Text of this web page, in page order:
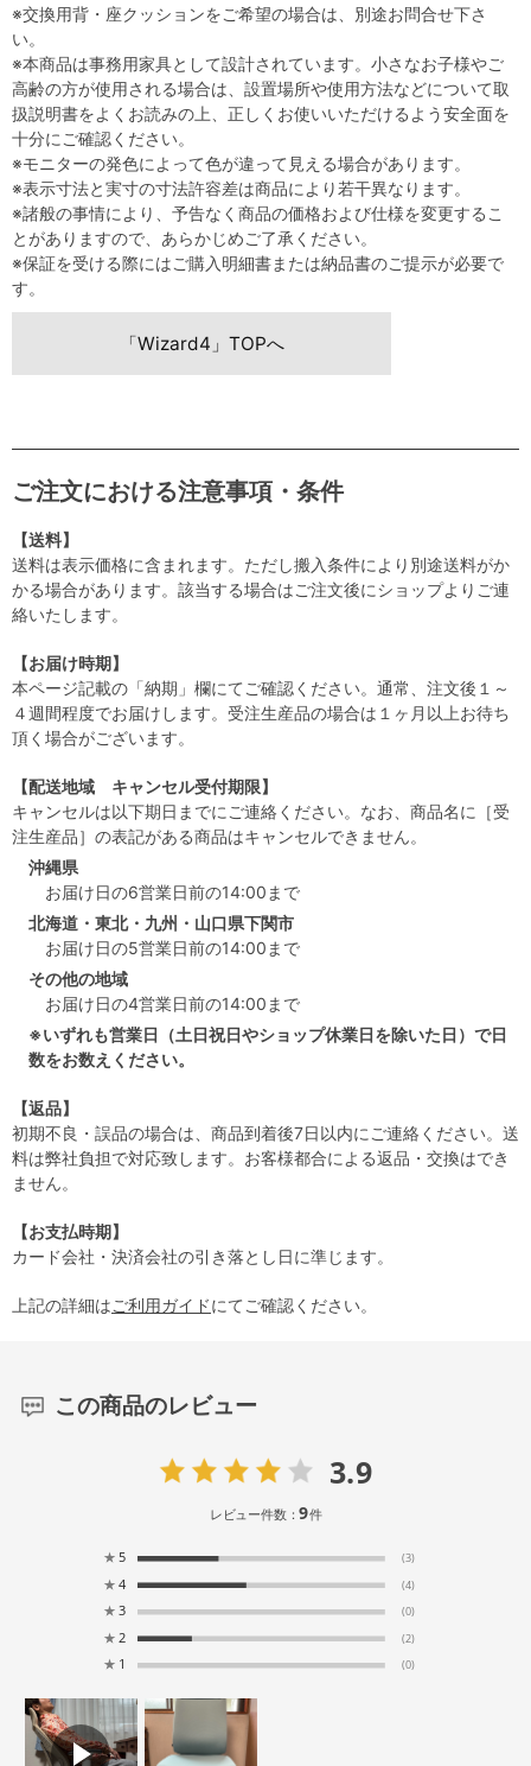
※交換用背・座クッションをご希望の場合は、別途お問合せ下さ
い。
※本商品は事務用家具として設計されています。小さなお子様やご
高齢の方が使用される場合は、設置場所や使用方法などについて取
扱説明書をよくお読みの上、正しくお使いいただけるよう安全面を
十分にご確認ください。
※モニターの発色によって色が違って見える場合があります。
※表示寸法と実寸の寸法許容差は商品により若干異なります。
※諸般の事情により、予告なく商品の価格および仕様を変更するこ
とがありますので、あらかじめご了承ください。
※保証を受ける際にはご購入明細書または納品書のご提示が必要で
す。
「Wizard4」TOPへ
ご注文における注意事項・条件
【送料】
送料は表示価格に含まれます。ただし搬入条件により別途送料がか
かる場合があります。該当する場合はご注文後にショップよりご連
絡いたします。
【お届け時期】
本ページ記載の「納期」欄にてご確認ください。通常、注文後１～
４週間程度でお届けします。受注生産品の場合は１ヶ月以上お待ち
頂く場合がございます。
【配送地域 キャンセル受付期限】
キャンセルは以下期日までにご連絡ください。なお、商品名に［受
注生産品］の表記がある商品はキャンセルできません。
沖縄県
お届け日の6営業日前の14:00まで
北海道・東北・九州・山口県下関市
お届け日の5営業日前の14:00まで
その他の地域
お届け日の4営業日前の14:00まで
※いずれも営業日（土日祝日やショップ休業日を除いた日）で日
数をお数えください。
【返品】
初期不良・誤品の場合は、商品到着後7日以内にご連絡ください。送
料は弊社負担で対応致します。お客様都合による返品・交換はでき
ません。
【お支払時期】
カード会社・決済会社の引き落とし日に準じます。
上記の詳細はご利用ガイドにてご確認ください。
この商品のレビュー
3.9
レビュー件数：9件
★ 5 (3)
★ 4 (4)
★ 3 (0)
★ 2 (2)
★ 1 (0)